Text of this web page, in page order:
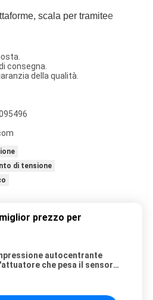
scala per tramitee
consegna.
della qualità.
di tensione
prezzo per
autocentrante
che pesa il sensore